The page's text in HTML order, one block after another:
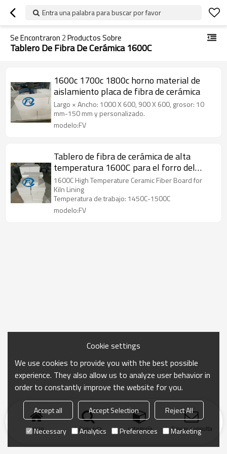
Entra una palabra para buscar por favor
Se Encontraron 2Productos Sobre
Tablero De Fibra De Cerámica 1600C
1600c 1700c 1800c horno material de
aislamiento placa de fibra de cerámica
Largo × Ancho: 1000 X 600, 900 X 600, grosor: 10
mm-150 mm y personalizado.
modelo:FV
Tablero de fibra de cerámica de alta
temperatura 1600C para el forro del
horno
1600C High Temperature Ceramic Fiber Board for
Kiln Lining
Temperatura de trabajo: 1450C-1500C
modelo:FV
Inicio búsqueda categoría Enviar consulta
Cookie settings
We use cookies to provide you with the best possible
experience. They also allow us to analyze user behavior in
order to constantly improve the website for you.
Accept all Accept Selection
Reject All
Necessary
Analytics Preferences Marketing